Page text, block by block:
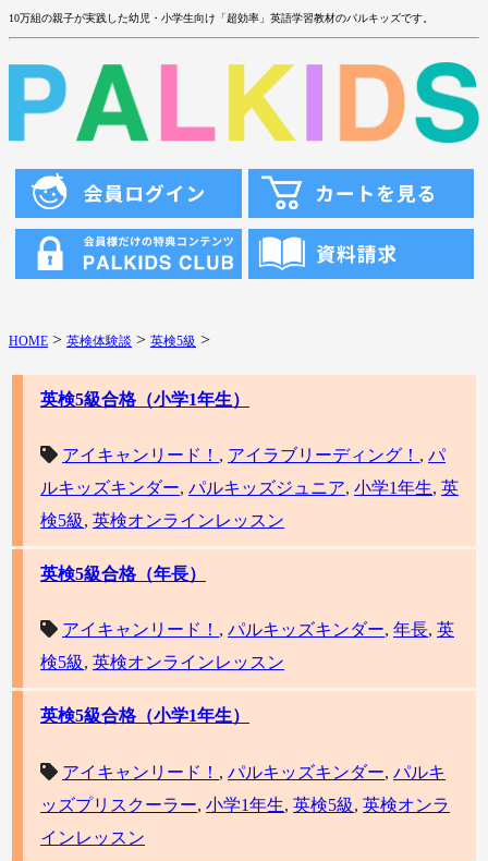
10万組の親子が実践した幼児・小学生向け「超効率」英語学習教材のパルキッズです。
HOME > 英検体験談 > 英検5級 >
英検5級合格（小学1年生）
アイキャンリード！ , アイラブリーディング！ , パ
ルキッズキンダー, パルキッズジュニア, 小学1年生, 英
検5級, 英検オンラインレッスン
英検5級合格（年長）
アイキャンリード！ , パルキッズキンダー, 年長, 英
検5級, 英検オンラインレッスン
英検5級合格（小学1年生）
アイキャンリード！ , パルキッズキンダー, パルキ
ッズプリスクーラー, 小学1年生, 英検5級, 英検オンラ
インレッスン